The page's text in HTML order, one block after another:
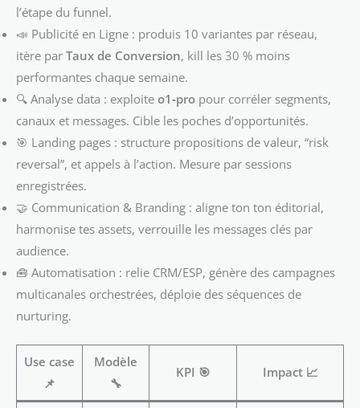
l’étape du funnel.
📣 Publicité en Ligne : produis 10 variantes par réseau,
itère par Taux de Conversion, kill les 30 % moins
performantes chaque semaine.
🔍 Analyse data : exploite o1‑pro pour corréler segments,
canaux et messages. Cible les poches d’opportunités.
🎯 Landing pages : structure propositions de valeur, “risk
reversal”, et appels à l’action. Mesure par sessions
enregistrées.
🤝 Communication & Branding : aligne ton ton éditorial,
harmonise tes assets, verrouille les messages clés par
audience.
🧰 Automatisation : relie CRM/ESP, génère des campagnes
multicanales orchestrées, déploie des séquences de
nurturing.
Use case
📌
Modèle
🔧
KPI 🎯 Impact 📈